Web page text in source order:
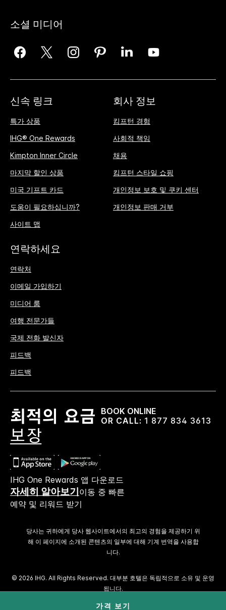
가격 보기
소셜 미디어
신속 링크
특가 상품
IHG® One Rewards
Kimpton Inner Circle
마지막 할인 상품
미국 기프트 카드
도움이 필요하십니까?
사이트 맵
회사 정보
킴프턴 경험
사회적 책임
채용
킴프턴 스타일 쇼핑
개인정보 보호 및 쿠키 센터
개인정보 판매 거부
연락하세요
연락처
이메일 가입하기
미디어 룸
여행 전문가들
국제 전화 발신자
피드백
피드백
BOOK ONLINE
OR CALL: 1 877 834 3613
IHG One Rewards 앱 다운로드
자세히 알아보기 이동 중 빠른
예약 및 리워드 받기
당사는 귀하에게 당사 웹사이트에서의 최고의 경험을 제공하기 위
해 이 페이지에 소개된 콘텐츠의 일부에 대해 기계 번역을 사용합
니다.
© 2026 IHG. All Rights Reserved. 대부분 호텔은 독립적으로 소유 및 운영
됩니다.